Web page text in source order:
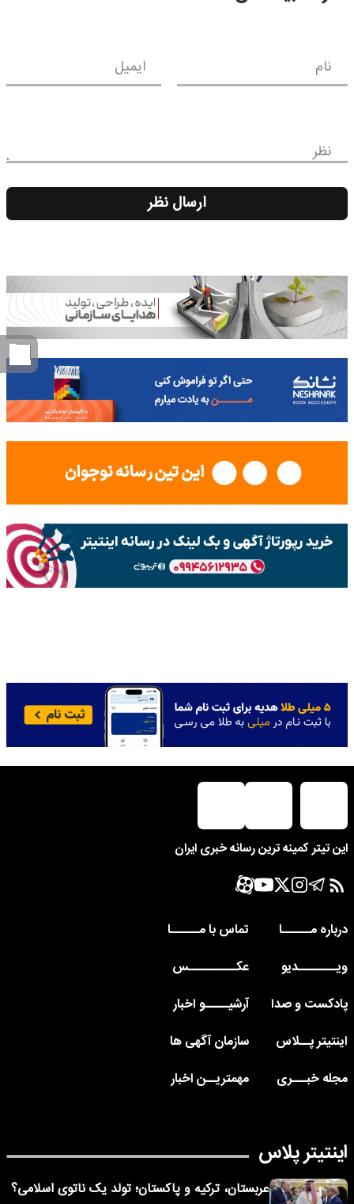
نام ایمیل
نظر
ارسال نظر
این تیتر کمینه ترین رسانه خبری ایران
درباره مــــــا
تماس با مــــــا
ویــــــــدیو
عکــــــــــس
پادکست و صدا
آرشیـــــو اخبار
اینتیتر پــلاس
سازمان آگهی ها
مجله خبـــری
مهمتریــن اخبار
اینتیتر پلاس
عربستان، ترکیه و پاکستان؛ تولد یک ناتوی اسلامی؟